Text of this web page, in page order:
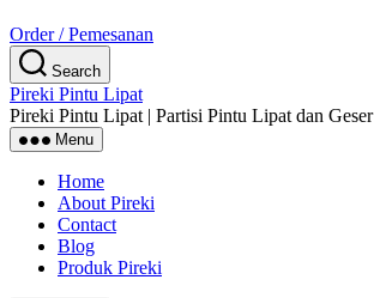
Order / Pemesanan
Search
Pireki Pintu Lipat
Pireki Pintu Lipat | Partisi Pintu Lipat dan Geser
Menu
Home
About Pireki
Contact
Blog
Produk Pireki